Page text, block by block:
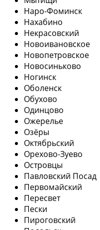
Наро-Фоминск
Нахабино
Некрасовский
Новоивановское
Новопетровское
Новосиньково
Ногинск
Оболенск
Обухово
Одинцово
Ожерелье
Озёры
Октябрьский
Орехово-Зуево
Островцы
Павловский Посад
Первомайский
Пересвет
Пески
Пироговский